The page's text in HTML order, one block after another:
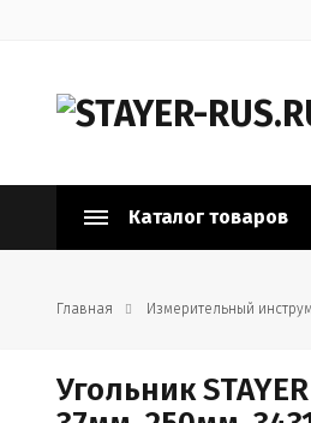
Каталог товаров
Главная Измерительный
Угольник